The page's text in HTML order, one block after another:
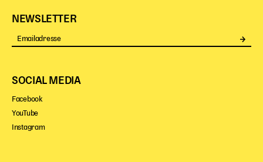
NEWSLETTER
SOCIAL MEDIA
Facebook
YouTube
Instagram